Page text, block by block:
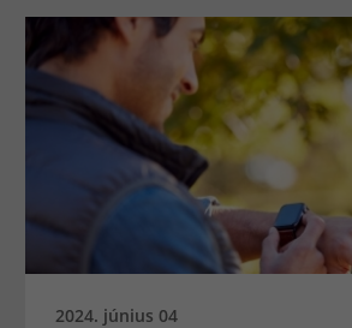
2024. június 04